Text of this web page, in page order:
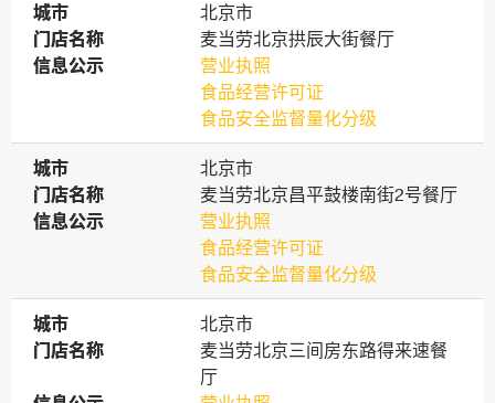
城市
城市
北京市
门店名称
门店名称
麦当劳北京拱辰大街餐厅
信息公示
信息公示
营业执照
食品经营许可证
食品安全监督量化分级
城市
城市
北京市
门店名称
门店名称
麦当劳北京昌平鼓楼南街2号餐厅
信息公示
信息公示
营业执照
食品经营许可证
食品安全监督量化分级
城市
城市
北京市
门店名称
门店名称
麦当劳北京三间房东路得来速餐
厅